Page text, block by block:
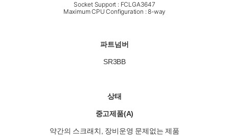
Socket Support : FCLGA3647
Maximum CPU Configuration : 8-way
파트넘버
SR3BB
상태
중고제품(A)
약간의 스크래치, 장비운영 문제없는 제품